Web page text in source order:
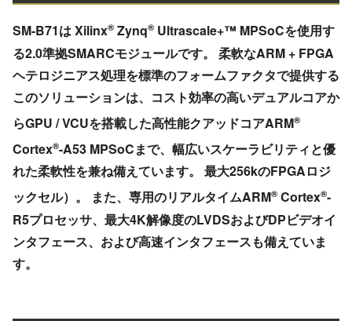
SM-B71は Xilinx®Zynq®Ultrascale+™ MPSoCを使用す
る2.0準拠SMARCモジュールです。 柔軟なARM + FPGA
ヘテロジニアス処理を標準のフォームファクタで提供する
このソリューションは、コスト効率の高いデュアルコアか
らGPU / VCUを搭載した高性能クアッドコアARM®
Cortex®-A53 MPSoCまで、幅広いスケーラビリティと優
れた柔軟性を兼ね備えています。 最大256kのFPGAロジ
ックセル）。 また、専用のリアルタイムARM®Cortex®-
R5プロセッサ、最大4K解像度のLVDSおよびDPビデオイ
ンタフェース、および高速インタフェースも備えていま
す。